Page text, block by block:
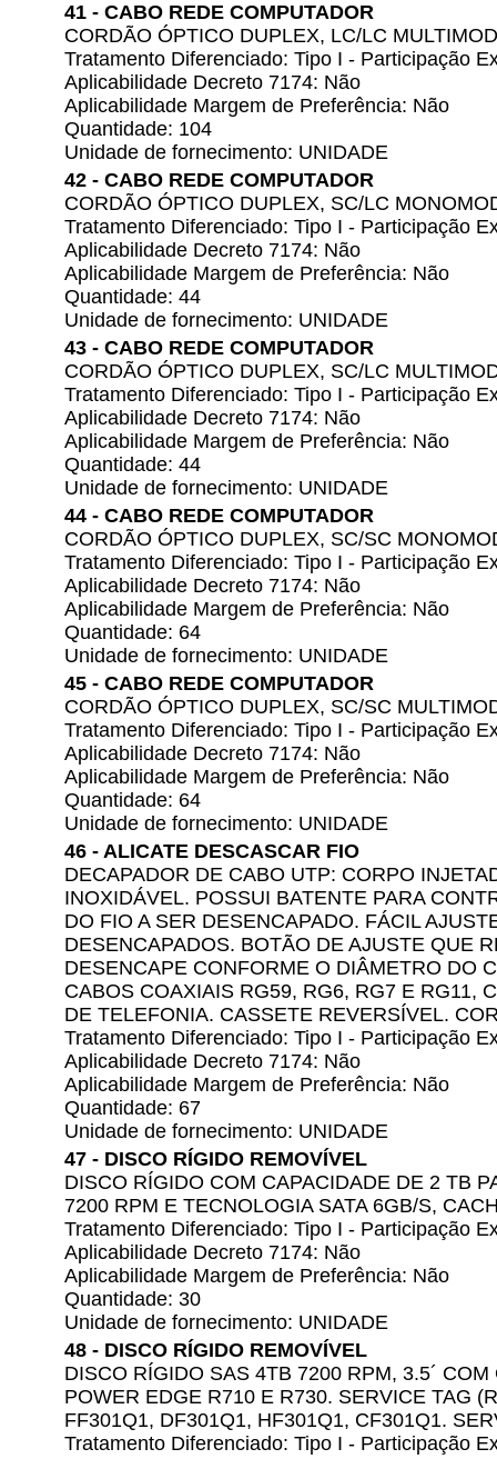
41 - CABO REDE COMPUTADOR
CORDÃO ÓPTICO DUPLEX, LC/LC
Tratamento Diferenciado: Tipo I - Participação
Aplicabilidade Decreto 7174: Não
Aplicabilidade Margem de Preferência: Não
Quantidade: 104
Unidade de fornecimento: UNIDADE
42 - CABO REDE COMPUTADOR
CORDÃO ÓPTICO DUPLEX, SC/LC
Tratamento Diferenciado: Tipo I - Participação
Aplicabilidade Decreto 7174: Não
Aplicabilidade Margem de Preferência: Não
Quantidade: 44
Unidade de fornecimento: UNIDADE
43 - CABO REDE COMPUTADOR
CORDÃO ÓPTICO DUPLEX, SC/LC
Tratamento Diferenciado: Tipo I - Participação
Aplicabilidade Decreto 7174: Não
Aplicabilidade Margem de Preferência: Não
Quantidade: 44
Unidade de fornecimento: UNIDADE
44 - CABO REDE COMPUTADOR
CORDÃO ÓPTICO DUPLEX, SC/SC
Tratamento Diferenciado: Tipo I - Participação
Aplicabilidade Decreto 7174: Não
Aplicabilidade Margem de Preferência: Não
Quantidade: 64
Unidade de fornecimento: UNIDADE
45 - CABO REDE COMPUTADOR
CORDÃO ÓPTICO DUPLEX, SC/SC
Tratamento Diferenciado: Tipo I - Participação
Aplicabilidade Decreto 7174: Não
Aplicabilidade Margem de Preferência: Não
Quantidade: 64
Unidade de fornecimento: UNIDADE
46 - ALICATE DESCASCAR FIO
DECAPADOR DE CABO UTP: CORPO
INOXIDÁVEL. POSSUI BATENTE PARA
DO FIO A SER DESENCAPADO. FÁCIL
DESENCAPADOS. BOTÃO DE AJUSTE QUE
DESENCAPE CONFORME O DIÂMETRO DO
CABOS COAXIAIS RG59, RG6, RG7 E RG11,
DE TELEFONIA. CASSETE REVERSÍVEL.
Tratamento Diferenciado: Tipo I - Participação
Aplicabilidade Decreto 7174: Não
Aplicabilidade Margem de Preferência: Não
Quantidade: 67
Unidade de fornecimento: UNIDADE
47 - DISCO RÍGIDO REMOVÍVEL
DISCO RÍGIDO COM CAPACIDADE DE 2 TB
7200 RPM E TECNOLOGIA SATA 6GB/S,
Tratamento Diferenciado: Tipo I - Participação
Aplicabilidade Decreto 7174: Não
Aplicabilidade Margem de Preferência: Não
Quantidade: 30
Unidade de fornecimento: UNIDADE
48 - DISCO RÍGIDO REMOVÍVEL
DISCO RÍGIDO SAS 4TB 7200 RPM, 3.5´
POWER EDGE R710 E R730. SERVICE TAG
FF301Q1, DF301Q1, HF301Q1, CF301Q1.
Tratamento Diferenciado: Tipo I - Participação